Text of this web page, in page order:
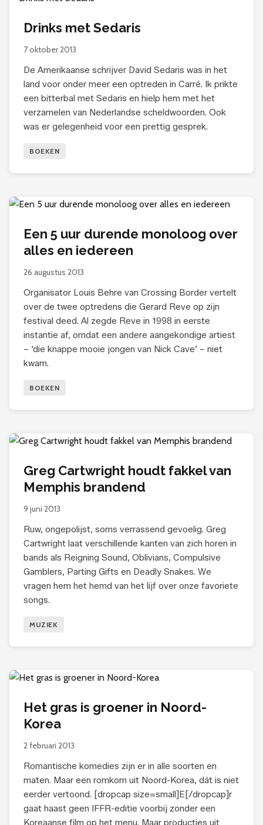
Drinks met Sedaris
7 oktober 2013
De Amerikaanse schrijver David Sedaris was in het
land voor onder meer een optreden in Carré. Ik prikte
een bitterbal met Sedaris en hielp hem met het
verzamelen van Nederlandse scheldwoorden. Ook
was er gelegenheid voor een prettig gesprek.
BOEKEN
Een 5 uur durende monoloog over
alles en iedereen
26 augustus 2013
Organisator Louis Behre van Crossing Border vertelt
over de twee optredens die Gerard Reve op zijn
festival deed. Al zegde Reve in 1998 in eerste
instantie af, omdat een andere aangekondige artiest
– ‘die knappe mooie jongen van Nick Cave’ – niet
kwam.
BOEKEN
Greg Cartwright houdt fakkel van
Memphis brandend
9 juni 2013
Ruw, ongepolijst, soms verrassend gevoelig. Greg
Cartwright laat verschillende kanten van zich horen in
bands als Reigning Sound, Oblivians, Compulsive
Gamblers, Parting Gifts en Deadly Snakes. We
vragen hem het hemd van het lijf over onze favoriete
songs.
MUZIEK
Het gras is groener in Noord-
Korea
2 februari 2013
Romantische komedies zijn er in alle soorten en
maten. Maar een romkom uit Noord-Korea, dát is niet
eerder vertoond. [dropcap size=small]E[/dropcap]r
gaat haast geen IFFR-editie voorbij zonder een
Koreaanse film op het menu. Maar producties uit